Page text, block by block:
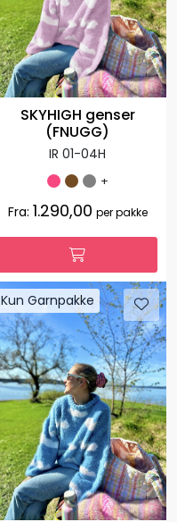
SKYHIGH genser
(FNUGG)
IR 01-04H
+
Fra: 1.290,00 per pakke
Kun Garnpakke